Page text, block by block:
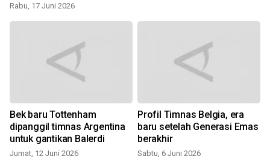
Rabu, 17 Juni 2026
Bek baru Tottenham
dipanggil timnas Argentina
untuk gantikan Balerdi
Jumat, 12 Juni 2026
Profil Timnas Belgia, era
baru setelah Generasi Emas
berakhir
Sabtu, 6 Juni 2026